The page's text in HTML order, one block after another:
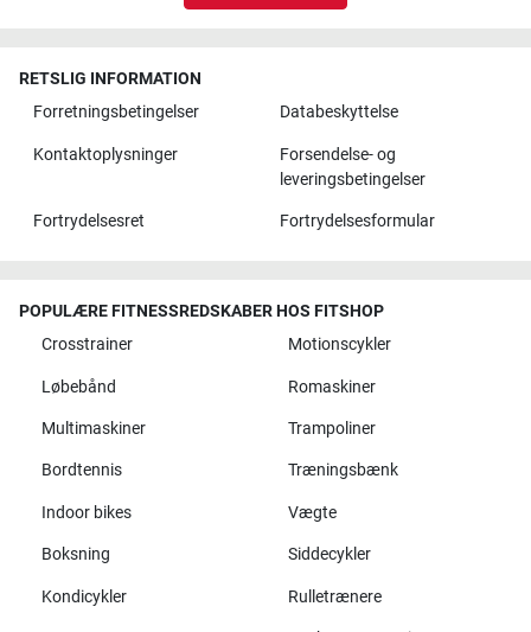
RETSLIG INFORMATION
Forretningsbetingelser
Databeskyttelse
Kontaktoplysninger
Forsendelse- og
leveringsbetingelser
Fortrydelsesret Fortrydelsesformular
POPULÆRE FITNESSREDSKABER HOS FITSHOP
Crosstrainer
Motionscykler
Løbebånd Romaskiner
Multimaskiner Trampoliner
Bordtennis Træningsbænk
Indoor bikes Vægte
Boksning Siddecykler
Kondicykler Rulletrænere